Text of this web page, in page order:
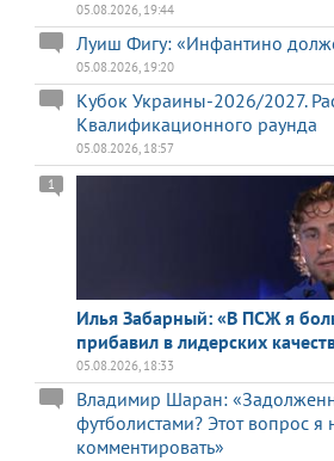
05.08.2026, 19:44
Луиш Фигу: «Инфантино
05.08.2026, 19:20
Кубок Украины-2026/2027.
Квалификационного раунда
05.08.2026, 18:57
Илья Забарный: «В ПСЖ я
прибавил в лидерских
1
05.08.2026, 18:33
Владимир Шаран:
футболистами? Этот вопрос я
комментировать»